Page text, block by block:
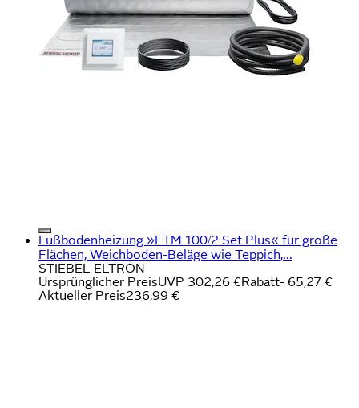
Fußbodenheizung »FTM 100/2 Set Plus« für große
Flächen, Weichboden-Beläge wie Teppich,...
STIEBEL ELTRON
Ursprünglicher PreisUVP 302,26 €Rabatt- 65,27 €
Aktueller Preis236,99 €